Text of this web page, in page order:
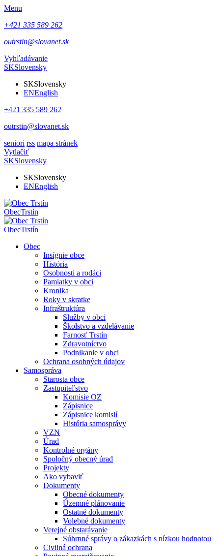
Menu
+421 335 589 262
outrstin@slovanet.sk
Vyhľadávanie
SKSlovensky
SKSlovensky
ENEnglish
+421 335 589 262
outrstin@slovanet.sk
seniori rss mapa stránek
Vytlačiť
SKSlovensky
SKSlovensky
ENEnglish
ObecTrstín
ObecTrstín
Obec
Insígnie obce
História
Osobnosti a rodáci
Pamiatky v obci
Kronika
Roky v skratke
Infraštruktúra
Služby v obci
Školstvo a vzdelávanie
Farnosť Trstín
Zdravotníctvo
Podnikanie v obci
Ochrana osobných údajov
Samospráva
Starosta obce
Zastupiteľstvo
Komisie OZ
Zápisnice
Zápisnice komisií
História samosprávy
VZN
Úrad
Kontrolné orgány
Spoločný obecný úrad
Projekty
Ako vybaviť
Dokumenty
Obecné dokumenty
Územné plánovanie
Ostatné dokumenty
Volebné dokumenty
Verejné obstarávanie
Súhrnné správy o zákazkách s nízkou hodnotou
Civilná ochrana